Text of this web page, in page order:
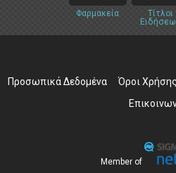
Φαρμακεία
Τίτλοι
Προσωπικά Δεδομένα Όροι Χρήσης
Member of